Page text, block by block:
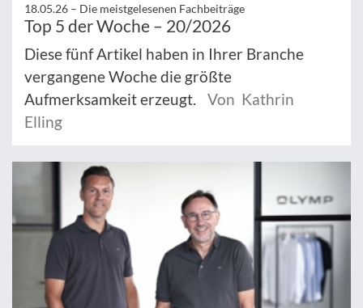
18.05.26 – Die meistgelesenen Fachbeiträge
Top 5 der Woche – 20/2026
Diese fünf Artikel haben in Ihrer Branche
vergangene Woche die größte
Aufmerksamkeit erzeugt.
Von Kathrin
Elling